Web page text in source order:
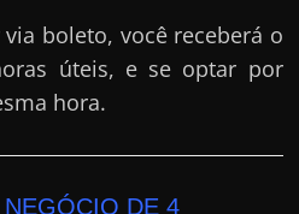
boleto, você receberá o
úteis, e se optar por
hora.
DE 4